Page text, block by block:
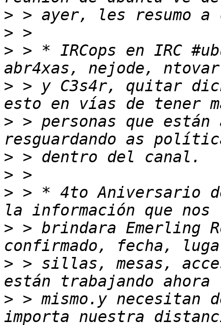
>
>
> > * IRCops en IRC
> > y C3s4r, quitar
> > personas que
>
>
> > * 4to Aniversario
> > brindara Emerling
> > sillas, mesas,
> > mismo.y necesitan